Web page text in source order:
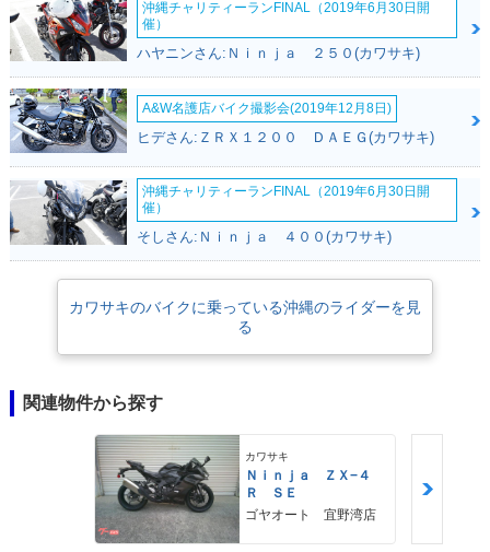
沖縄チャリティーランFINAL（2019年6月30日開
催）
ハヤニンさん:Ｎｉｎｊａ ２５０(カワサキ)
A&W名護店バイク撮影会(2019年12月8日)
ヒデさん:ＺＲＸ１２００ ＤＡＥＧ(カワサキ)
沖縄チャリティーランFINAL（2019年6月30日開
催）
そしさん:Ｎｉｎｊａ ４００(カワサキ)
カワサキのバイクに乗っている沖縄のライダーを見
る
関連物件から探す
カワサキ
Ｎｉｎｊａ ＺＸ−４
Ｒ ＳＥ
ゴヤオート 宜野湾店